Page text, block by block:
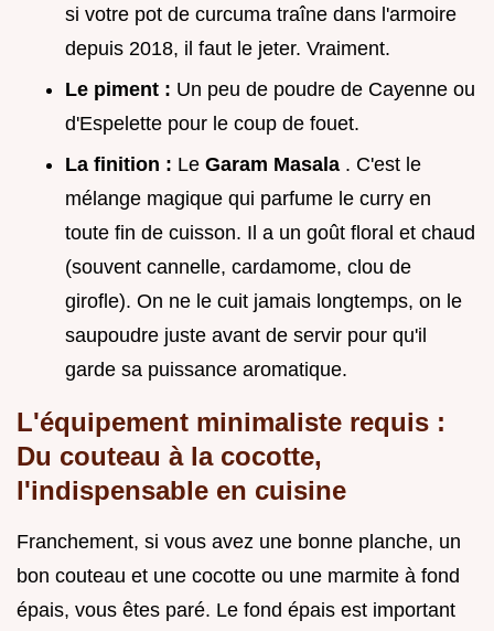
si votre pot de curcuma traîne dans l'armoire
depuis 2018, il faut le jeter. Vraiment.
Le piment : Un peu de poudre de Cayenne ou
d'Espelette pour le coup de fouet.
La finition : Le Garam Masala . C'est le
mélange magique qui parfume le curry en
toute fin de cuisson. Il a un goût floral et chaud
(souvent cannelle, cardamome, clou de
girofle). On ne le cuit jamais longtemps, on le
saupoudre juste avant de servir pour qu'il
garde sa puissance aromatique.
L'équipement minimaliste requis :
Du couteau à la cocotte,
l'indispensable en cuisine
Franchement, si vous avez une bonne planche, un
bon couteau et une cocotte ou une marmite à fond
épais, vous êtes paré. Le fond épais est important